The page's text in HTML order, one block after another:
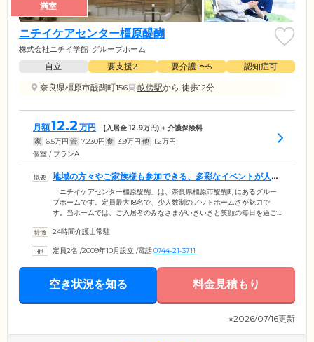
満室
ニチイケアセンター橿原醍醐
株式会社ニチイ学館 グループホーム
自立 要支援2 要介護1〜5
認知症可
奈良県橿原市醍醐町156
畝傍駅から 徒歩12分
月額12.2 万円 (入居金12.9万円) + 介護保険料
家 6.5万円 管 7,230円 食 3.9万円 他 1.2万円
個室 / プランA
地域の方々やご家族様も参加できる、多彩なイベントが人気
です
「ニチイケアセンター橿原醍醐」は、奈良県橿原市醍醐町にあるグルー
プホームです。定員最大18名で、少人数制のアットホームさが魅力で
す。当ホームでは、ご入居者のみなさまがいきいきと笑顔の毎日を過ご
います。囲碁や将棋、手芸といった趣味や嗜好を活かした楽しみ活動を
で、毎月恒例の「健康セミナー」では、地域の方々やご家族様に参加し
ていただき、ゲームや体操などのアクティビティをとおして、交流を深
24時間介護士常駐
定員2名 /2009年10月設立 /電話0744-21-3711
空き状況を知る 料金見積もり
※2026/07/16更新